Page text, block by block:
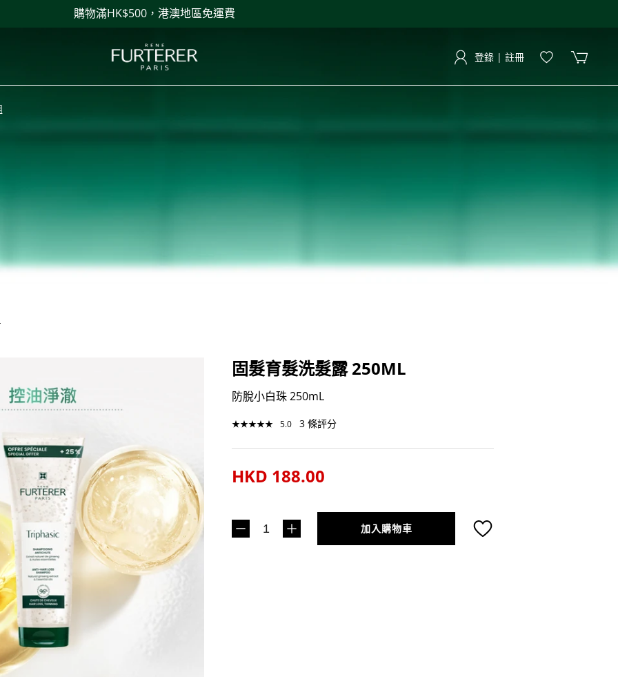
購物滿HK$500，港澳地區免運費
登錄 | 註冊
登錄 | 註冊
固髮育髮洗髮露 250ML
防脫小白珠 250mL
★★★★★ 5.0 3 條評分
HKD 188.00
加入購物車